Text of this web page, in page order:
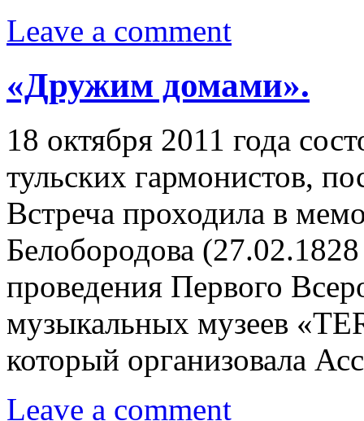
Leave a comment
«Дружим домами».
18 октября 2011 года
тульских гармонистов,
Встреча проходила в
Белобородова
проведения Первого
музыкальных музеев
который организовала
Leave a comment